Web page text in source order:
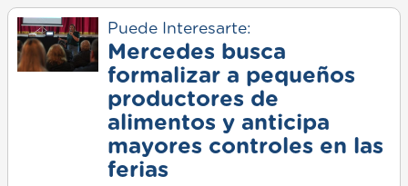
Puede Interesarte:
Mercedes busca
formalizar a pequeños
productores de
alimentos y anticipa
mayores controles en las
ferias